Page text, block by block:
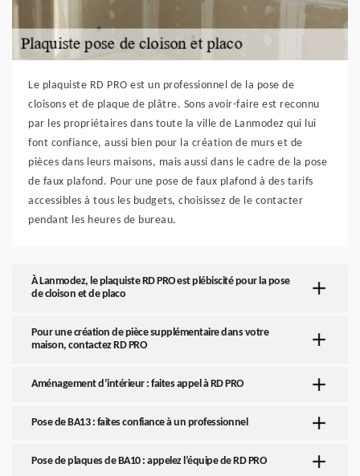
Le plaquiste RD PRO est un professionnel de la pose de
cloisons et de plaque de plâtre. Sons avoir-faire est reconnu
par les propriétaires dans toute la ville de Lanmodez qui lui
font confiance, aussi bien pour la création de murs et de
pièces dans leurs maisons, mais aussi dans le cadre de la pose
de faux plafond. Pour une pose de faux plafond à des tarifs
accessibles à tous les budgets, choisissez de le contacter
pendant les heures de bureau.
À Lanmodez, le plaquiste RD PRO est plébiscité pour la pose
de cloison et de placo
Pour une création de pièce supplémentaire dans votre
maison, contactez RD PRO
Aménagement d’intérieur : faites appel à RD PRO
Pose de BA13 : faites confiance à un professionnel
Pose de plaques de BA10 : appelez l’équipe de RD PRO